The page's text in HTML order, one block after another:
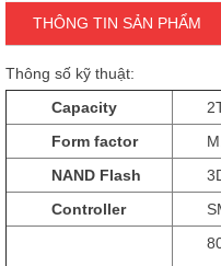
THÔNG TIN SẢN PHẨM
Thông số kỹ thuật:
Capacity
Form factor
NAND Flash
Controller